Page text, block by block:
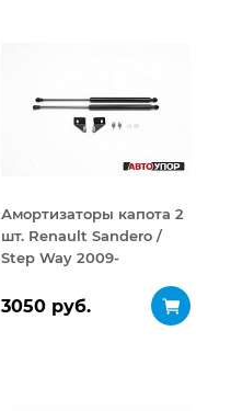
Амортизаторы капота 2
шт. Renault Sandero /
Step Way 2009-
3050 руб.